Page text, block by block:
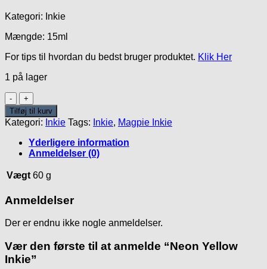
Kategori: Inkie
Mængde: 15ml
For tips til hvordan du bedst bruger produktet. Klik Her
1 på lager
Neon
Yellow
Inkie
antal
Tilføj til kurv
Kategori: Inkie Tags: Inkie, Magpie Inkie
Yderligere information
Anmeldelser (0)
Vægt 60 g
Anmeldelser
Der er endnu ikke nogle anmeldelser.
Vær den første til at anmelde “Neon Yellow
Inkie”